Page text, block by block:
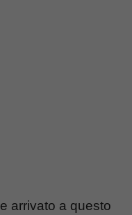
arrivato a questo